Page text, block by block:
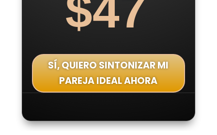
SÍ, QUIERO SINTONIZAR MI
PAREJA IDEAL AHORA